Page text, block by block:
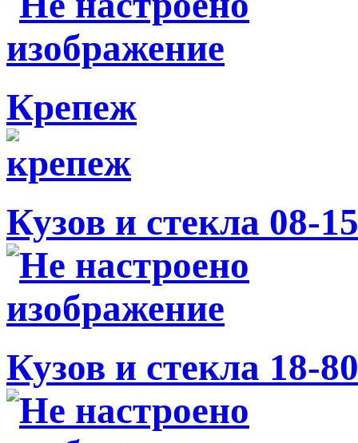
Крепеж
Кузов и стекла 08-15
Кузов и стекла 18-80